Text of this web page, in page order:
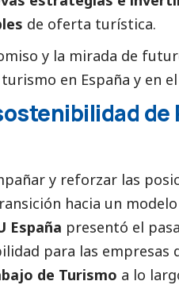
de oferta turística.
y la mirada de
en España y en
de
y reforzar las
hacia un
España presentó el
para las empresas
de Turismo a lo